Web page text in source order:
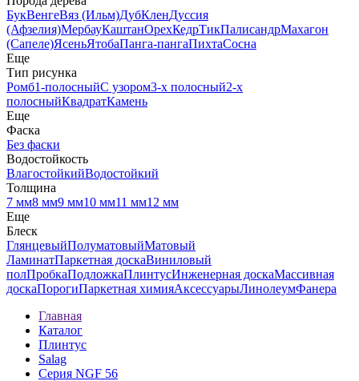
БукВенгеВяз (Ильм)ДубКленДуссия
(Афзелия)МербауКаштанОрехКедрТикПалисандрМахагон
(Сапеле)ЯсеньЯтобаПанга-пангаПихтаСосна
Еще
Тип рисунка
Ромб1-полосныйС узором3-х полосный2-х
полосныйКвадратКамень
Еще
Фаска
Без фаски
Водостойкость
ВлагостойкийВодостойкий
Толщина
7 мм8 мм9 мм10 мм11 мм12 мм
Еще
Блеск
ГлянцевыйПолуматовыйМатовый
ЛаминатПаркетная доскаВиниловый
полПробкаПодложкаПлинтусИнженерная доскаМассивная
доскаПорогиПаркетная химияАксессуарыЛинолеумФанера
Главная
Каталог
Плинтус
Salag
Серия NGF 56